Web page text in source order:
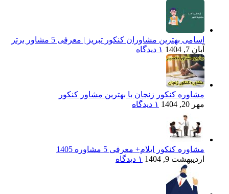
اسامی بهترین مشاوران کنکور تبریز | معرفی 5 مشاور برتر
آبان 7, 1404
۱ دیدگاه
مشاوره کنکور زنجان با بهترین مشاور کنکور
مهر 20, 1404
۱ دیدگاه
مشاوره کنکور ایلام+ معرفی 5 مشاوره 1405
اردیبهشت 9, 1404
۱ دیدگاه